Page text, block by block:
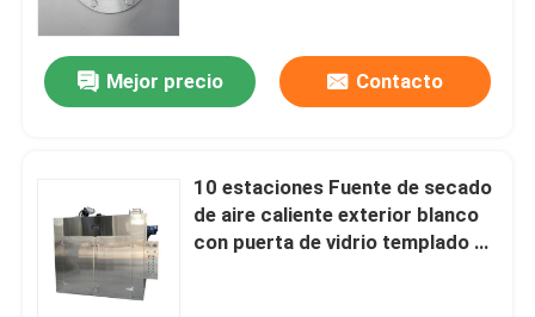
Mejor precio Contacto
10 estaciones Fuente de secado
de aire caliente exterior blanco
con puerta de vidrio templado de